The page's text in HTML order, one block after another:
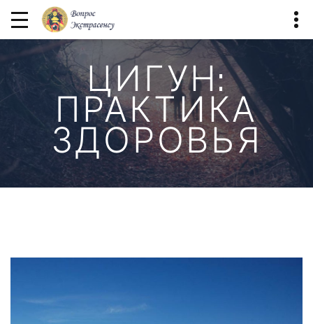
ЦИГУН:
ПРАКТИКА
ЗДОРОВЬЯ